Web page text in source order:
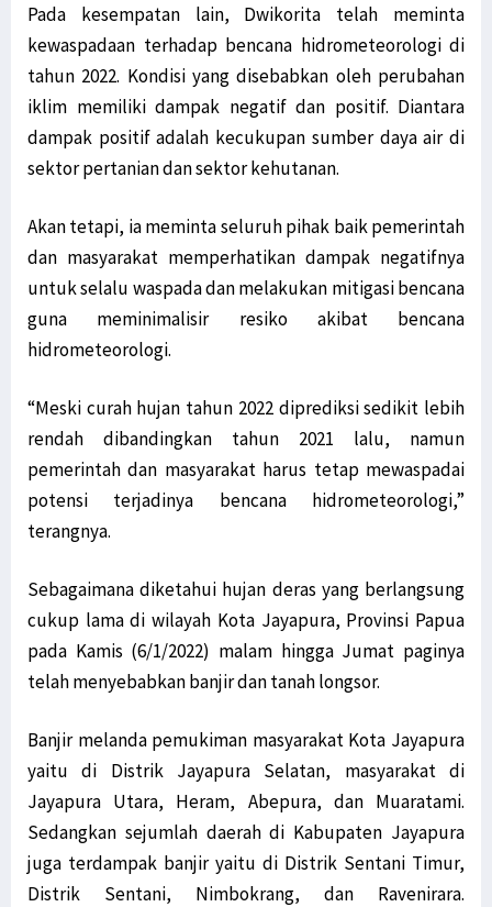
Pada kesempatan lain, Dwikorita telah meminta
kewaspadaan terhadap bencana hidrometeorologi di
tahun 2022. Kondisi yang disebabkan oleh perubahan
iklim memiliki dampak negatif dan positif. Diantara
dampak positif adalah kecukupan sumber daya air di
sektor pertanian dan sektor kehutanan.
Akan tetapi, ia meminta seluruh pihak baik pemerintah
dan masyarakat memperhatikan dampak negatifnya
untuk selalu waspada dan melakukan mitigasi bencana
guna meminimalisir resiko akibat bencana
hidrometeorologi.
“Meski curah hujan tahun 2022 diprediksi sedikit lebih
rendah dibandingkan tahun 2021 lalu, namun
pemerintah dan masyarakat harus tetap mewaspadai
potensi terjadinya bencana hidrometeorologi,”
terangnya.
Sebagaimana diketahui hujan deras yang berlangsung
cukup lama di wilayah Kota Jayapura, Provinsi Papua
pada Kamis (6/1/2022) malam hingga Jumat paginya
telah menyebabkan banjir dan tanah longsor.
Banjir melanda pemukiman masyarakat Kota Jayapura
yaitu di Distrik Jayapura Selatan, masyarakat di
Jayapura Utara, Heram, Abepura, dan Muaratami.
Sedangkan sejumlah daerah di Kabupaten Jayapura
juga terdampak banjir yaitu di Distrik Sentani Timur,
Distrik Sentani, Nimbokrang, dan Ravenirara.